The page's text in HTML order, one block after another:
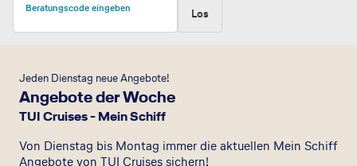
Beratungscode eingeben Los
Jeden Dienstag neue Angebote!
Angebote der Woche
TUI Cruises - Mein Schiff
Von Dienstag bis Montag immer die aktuellen Mein Schiff
Angebote von TUI Cruises sichern!